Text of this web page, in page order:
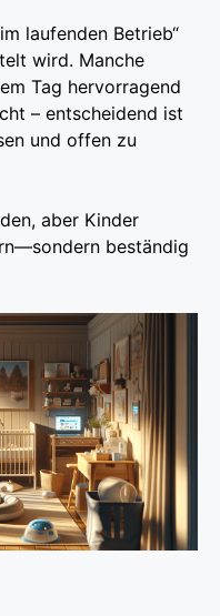
laufenden Betrieb“
wird. Manche
Tag hervorragend
– entscheidend ist
und offen zu
aber Kinder
beständig